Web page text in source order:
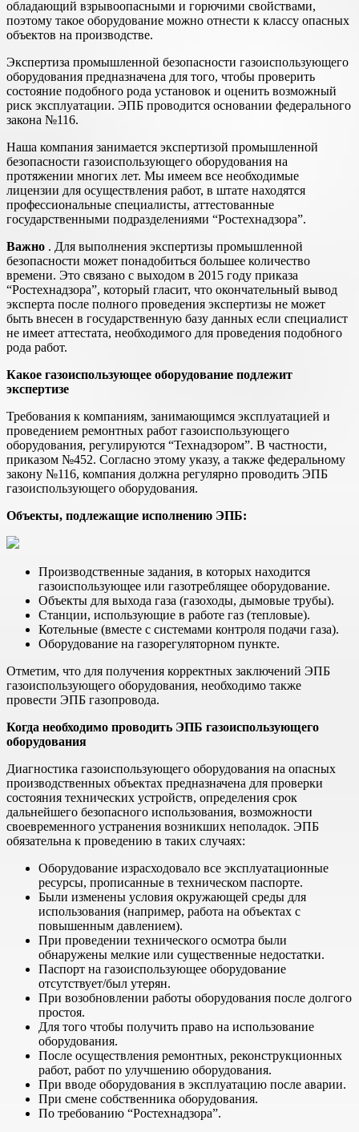
обладающий взрывоопасными и горючими свойствами,
поэтому такое оборудование можно отнести к классу опасных
объектов на производстве.
Экспертиза промышленной безопасности газоиспользующего
оборудования предназначена для того, чтобы проверить
состояние подобного рода установок и оценить возможный
риск эксплуатации. ЭПБ проводится основании федерального
закона №116.
Наша компания занимается экспертизой промышленной
безопасности газоиспользующего оборудования на
протяжении многих лет. Мы имеем все необходимые
лицензии для осуществления работ, в штате находятся
профессиональные специалисты, аттестованные
государственными подразделениями “Ростехнадзора”.
Важно . Для выполнения экспертизы промышленной
безопасности может понадобиться большее количество
времени. Это связано с выходом в 2015 году приказа
“Ростехнадзора”, который гласит, что окончательный вывод
эксперта после полного проведения экспертизы не может
быть внесен в государственную базу данных если специалист
не имеет аттестата, необходимого для проведения подобного
рода работ.
Какое газоиспользующее оборудование подлежит
экспертизе
Требования к компаниям, занимающимся эксплуатацией и
проведением ремонтных работ газоиспользующего
оборудования, регулируются “Технадзором”. В частности,
приказом №452. Согласно этому указу, а также федеральному
закону №116, компания должна регулярно проводить ЭПБ
газоиспользующего оборудования.
Объекты, подлежащие исполнению ЭПБ:
Производственные задания, в которых находится
газоиспользующее или газотреблящее оборудование.
Объекты для выхода газа (газоходы, дымовые трубы).
Станции, использующие в работе газ (тепловые).
Котельные (вместе с системами контроля подачи газа).
Оборудование на газорегуляторном пункте.
Отметим, что для получения корректных заключений ЭПБ
газоиспользующего оборудования, необходимо также
провести ЭПБ газопровода.
Когда необходимо проводить ЭПБ газоиспользующего
оборудования
Диагностика газоиспользующего оборудования на опасных
производственных объектах предназначена для проверки
состояния технических устройств, определения срок
дальнейшего безопасного использования, возможности
своевременного устранения возникших неполадок. ЭПБ
обязательна к проведению в таких случаях:
Оборудование израсходовало все эксплуатационные
ресурсы, прописанные в техническом паспорте.
Были изменены условия окружающей среды для
использования (например, работа на объектах с
повышенным давлением).
При проведении технического осмотра были
обнаружены мелкие или существенные недостатки.
Паспорт на газоиспользующее оборудование
отсутствует/был утерян.
При возобновлении работы оборудования после долгого
простоя.
Для того чтобы получить право на использование
оборудования.
После осуществления ремонтных, реконструкционных
работ, работ по улучшению оборудования.
При вводе оборудования в эксплуатацию после аварии.
При смене собственника оборудования.
По требованию “Ростехнадзора”.